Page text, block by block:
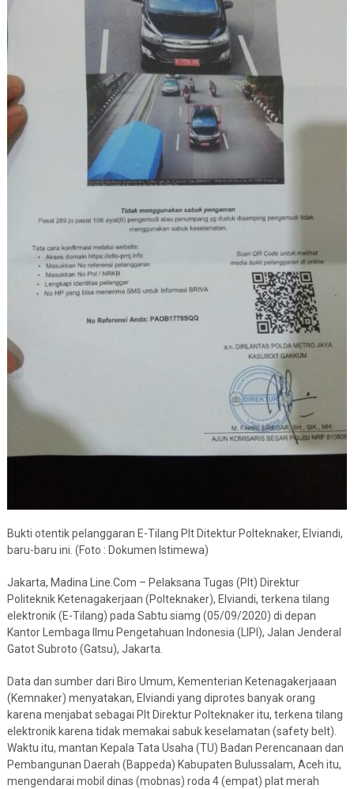
Bukti otentik pelanggaran E-Tilang Plt Ditektur Polteknaker, Elviandi,
baru-baru ini. (Foto : Dokumen Istimewa)
Jakarta, Madina Line.Com – Pelaksana Tugas (Plt) Direktur
Politeknik Ketenagakerjaan (Polteknaker), Elviandi, terkena tilang
elektronik (E-Tilang) pada Sabtu siamg (05/09/2020) di depan
Kantor Lembaga Ilmu Pengetahuan Indonesia (LIPI), Jalan Jenderal
Gatot Subroto (Gatsu), Jakarta.
Data dan sumber dari Biro Umum, Kementerian Ketenagakerjaaan
(Kemnaker) menyatakan, Elviandi yang diprotes banyak orang
karena menjabat sebagai Plt Direktur Polteknaker itu, terkena tilang
elektronik karena tidak memakai sabuk keselamatan (safety belt).
Waktu itu, mantan Kepala Tata Usaha (TU) Badan Perencanaan dan
Pembangunan Daerah (Bappeda) Kabupaten Bulussalam, Aceh itu,
mengendarai mobil dinas (mobnas) roda 4 (empat) plat merah